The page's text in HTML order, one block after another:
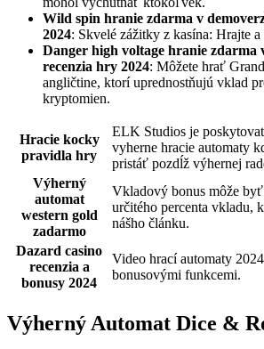
Wild spin hranie zdarma v
2024: Skvelé zážitky z kasína: Hrajte
Danger high voltage hranie zdarma
recenzia hry 2024: Môžete hrať
angličtine, ktorí uprednostňujú vklad
kryptomien.
Hracie kocky
pravidla hry
ELK Studios je
vyherne hracie automaty
pristáť pozdĺž výhernej
Výherný
automat
western gold
zadarmo
Vkladový bonus môže
určitého percenta vkladu,
nášho článku.
Dazard casino
recenzia a
bonusy 2024
Video hrací automaty
bonusovými funkcemi.
Výherný Automat Dice &